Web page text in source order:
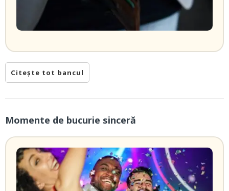
Citește tot bancul
Momente de bucurie sinceră